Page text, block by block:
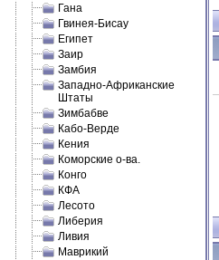
Гана
Гвинея-Бисау
Египет
Заир
Замбия
Западно-Африканские
Штаты
Зимбабве
Кабо-Верде
Кения
Коморские о-ва.
Конго
КФА
Лесото
Либерия
Ливия
Маврикий